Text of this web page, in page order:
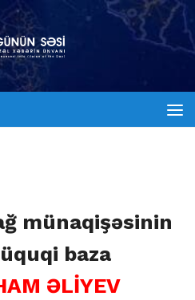
münaqişəsinin
baza
ƏLİYEV